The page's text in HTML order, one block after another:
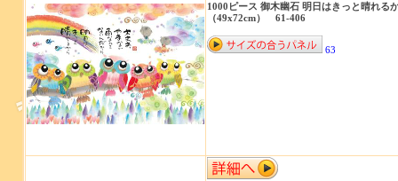
1000ピース 御木幽石 明日はきっと晴れる
（49x72cm） 61-406
63